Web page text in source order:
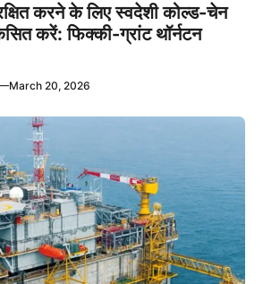
करने के लिए स्वदेशी कोल्ड-चेन
करें: फिक्की-ग्रांट थॉर्नटन
March 20, 2026